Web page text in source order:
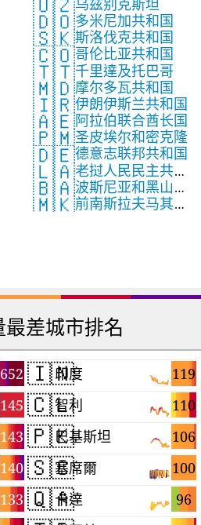
🇩🇴多米尼加共和国
🇸🇰斯洛伐克共和国
🇨🇴哥伦比亚共和国
🇹🇹千里達及托巴哥
🇲🇩摩尔多瓦共和国
🇮🇷伊朗伊斯兰共和国
🇦🇪阿拉伯联合酋长国
🇵🇲圣皮埃尔和密克隆
🇩🇪德意志联邦共和国
🇱🇦老挝人民民主共和
国
🇧🇦波斯尼亚和黑山共
和国
🇲🇰前南斯拉夫马其顿
差城市排名
652
145
143
140
133
🇮🇳 119
印度
🇨🇱 110
智利
🇵🇰 106
巴基斯坦
🇸🇨 100
塞席爾
🇶🇦 96
卡達